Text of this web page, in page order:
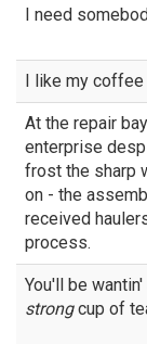
I need
I like my coffee
At the repair
enterprise
frost the sharp
on - the
received
process.
You'll be wantin'
strongcup of